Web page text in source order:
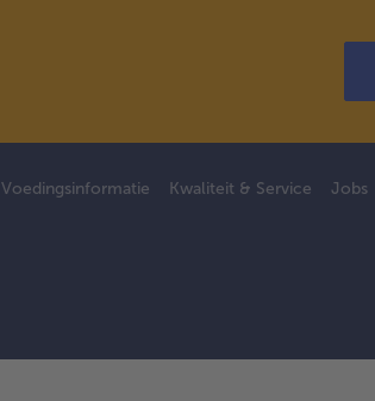
Voedingsinformatie Kwaliteit & Service Jobs